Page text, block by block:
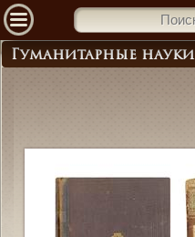
Гуманитарные науки